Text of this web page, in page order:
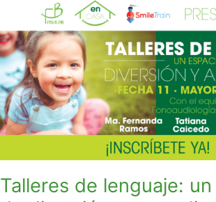
Talleres de lenguaje:
Talleres
lenguaje:
un
espacio
de
diversión
y
aprendizaje